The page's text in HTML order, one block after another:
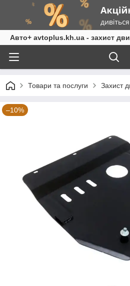
Авто+ avtoplus.kh.ua - захист
Товари та послуги Захист
–10%